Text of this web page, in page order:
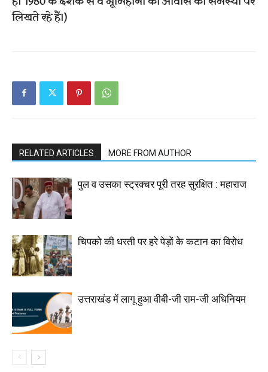
लिखते रहे हैं।)
RELATED ARTICLES MORE FROM AUTHOR
पुल व उसका स्ट्रक्चर पूरी तरह सुरक्षित : महाराज
चिपको की धरती पर हरे पेड़ों के कटान का विरोध
उत्तराखंड में लागू हुआ वीबी-जी राम-जी अधिनियम